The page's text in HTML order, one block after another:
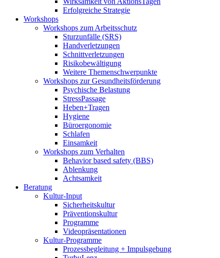
Erfolgreiche Strategie
Workshops
Workshops zum Arbeitsschutz
Sturzunfälle (SRS)
Handverletzungen
Schnittverletzungen
Risikobewältigung
Weitere Themenschwerpunkte
Workshops zur Gesundheitsförderung
Psychische Belastung
StressPassage
Heben+Tragen
Hygiene
Büroergonomie
Schlafen
Einsamkeit
Workshops zum Verhalten
Behavior based safety (BBS)
Ablenkung
Achtsamkeit
Beratung
Kultur-Input
Sicherheitskultur
Präventionskultur
Programme
Videopräsentationen
Kultur-Programme
Prozessbegleitung + Impulsgebung